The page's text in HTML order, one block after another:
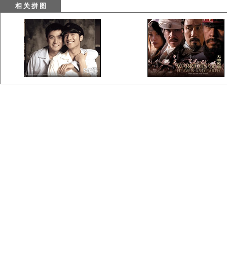
相 关 拼 图